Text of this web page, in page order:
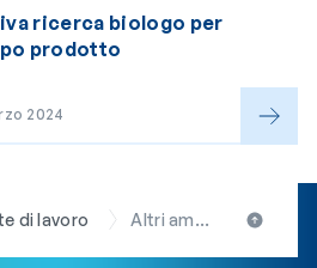
ricerca biologo per
prodotto
2024
di lavoro Altri ambiti